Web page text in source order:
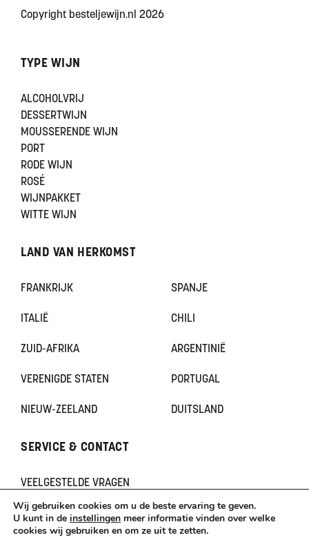
Copyright besteljewijn.nl 2026
TYPE WIJN
ALCOHOLVRIJ
DESSERTWIJN
MOUSSERENDE WIJN
PORT
RODE WIJN
ROSÉ
WIJNPAKKET
WITTE WIJN
LAND VAN HERKOMST
FRANKRIJK SPANJE
ITALIË CHILI
ZUID-AFRIKA ARGENTINIË
VERENIGDE STATEN PORTUGAL
NIEUW-ZEELAND DUITSLAND
SERVICE & CONTACT
VEELGESTELDE VRAGEN
CONTACT
KLACHTEN
TERUGBETAAL- EN RETOURNERINGSBELEID
Wij gebruiken cookies om u de beste ervaring te geven.
U kunt in de instellingen meer informatie vinden over welke
cookies wij gebruiken en om ze uit te zetten.